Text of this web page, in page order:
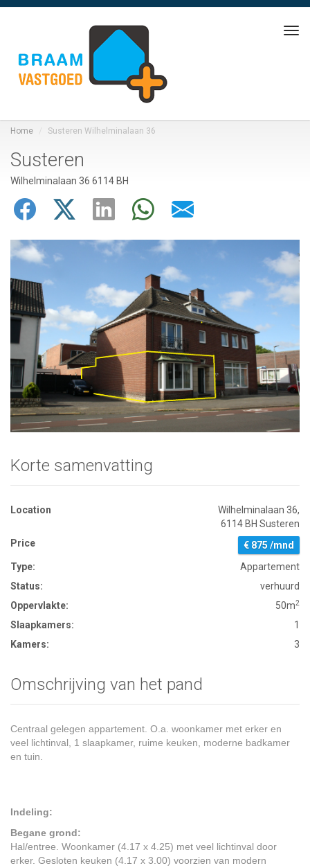
Home Susteren Wilhelminalaan 36
Susteren
Wilhelminalaan 36 6114 BH
Klik voor vergroting
Korte samenvatting
Location
Wilhelminalaan 36,
6114 BH Susteren
Price
€ 875 /mnd
Type:
Appartement
Status:
verhuurd
Oppervlakte:
50m2
Slaapkamers:
1
Kamers:
3
Omschrijving van het pand
Centraal gelegen appartement. O.a. woonkamer met erker en
veel lichtinval, 1 slaapkamer, ruime keuken, moderne badkamer
en tuin.
Indeling:
Begane grond:
Hal/entree. Woonkamer (4.17 x 4.25) met veel lichtinval door
erker. Gesloten keuken (4.17 x 3.00) voorzien van modern